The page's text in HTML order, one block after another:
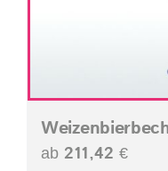
ab 211,42 €